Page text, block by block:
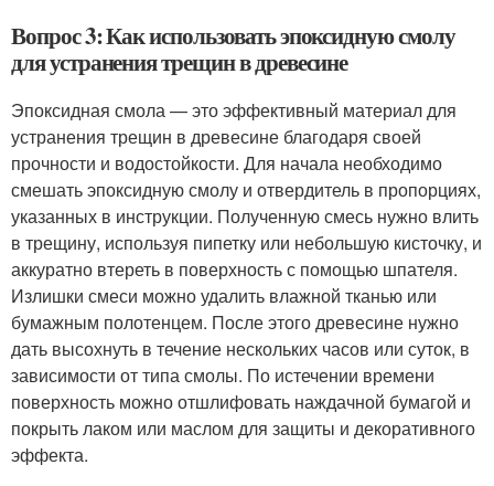
Вопрос 3: Как использовать эпоксидную смолу
для устранения трещин в древесине
Эпоксидная смола — это эффективный материал для
устранения трещин в древесине благодаря своей
прочности и водостойкости. Для начала необходимо
смешать эпоксидную смолу и отвердитель в пропорциях,
указанных в инструкции. Полученную смесь нужно влить
в трещину, используя пипетку или небольшую кисточку, и
аккуратно втереть в поверхность с помощью шпателя.
Излишки смеси можно удалить влажной тканью или
бумажным полотенцем. После этого древесине нужно
дать высохнуть в течение нескольких часов или суток, в
зависимости от типа смолы. По истечении времени
поверхность можно отшлифовать наждачной бумагой и
покрыть лаком или маслом для защиты и декоративного
эффекта.